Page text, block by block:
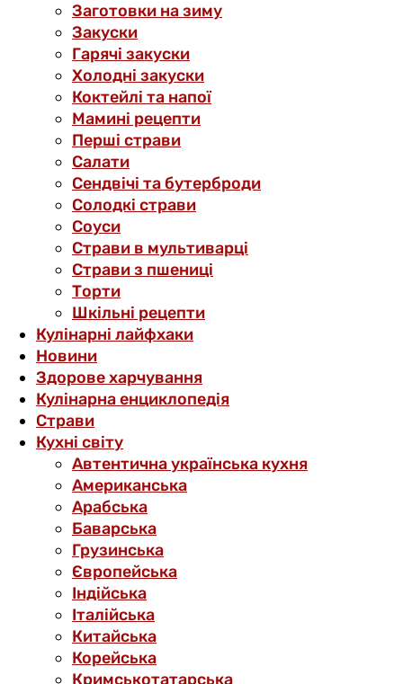
Заготовки на зиму
Закуски
Гарячі закуски
Холодні закуски
Коктейлі та напої
Мамині рецепти
Перші страви
Салати
Сендвічі та бутерброди
Солодкі страви
Соуси
Страви в мультиварці
Страви з пшениці
Торти
Шкільні рецепти
Кулінарні лайфхаки
Новини
Здорове харчування
Кулінарна енциклопедія
Страви
Кухні світу
Автентична українська кухня
Американська
Арабська
Баварська
Грузинська
Європейська
Індійська
Італійська
Китайська
Корейська
Кримськотатарська